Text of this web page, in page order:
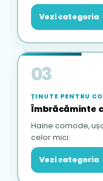
Vezi categoria
03
ȚINUTE PENTRU
Îmbrăcăminte
Haine comode,
celor mici.
Vezi categoria